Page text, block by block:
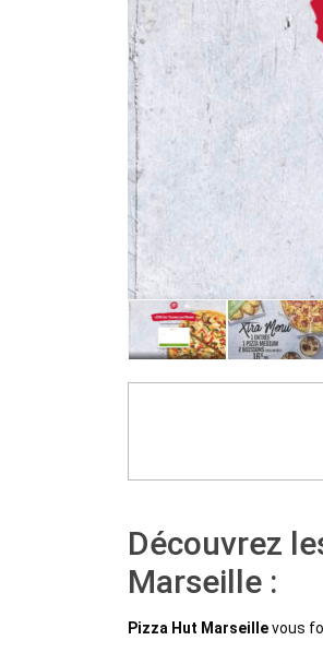
Découvrez
Marseille :
Pizza Hut Marseillevous